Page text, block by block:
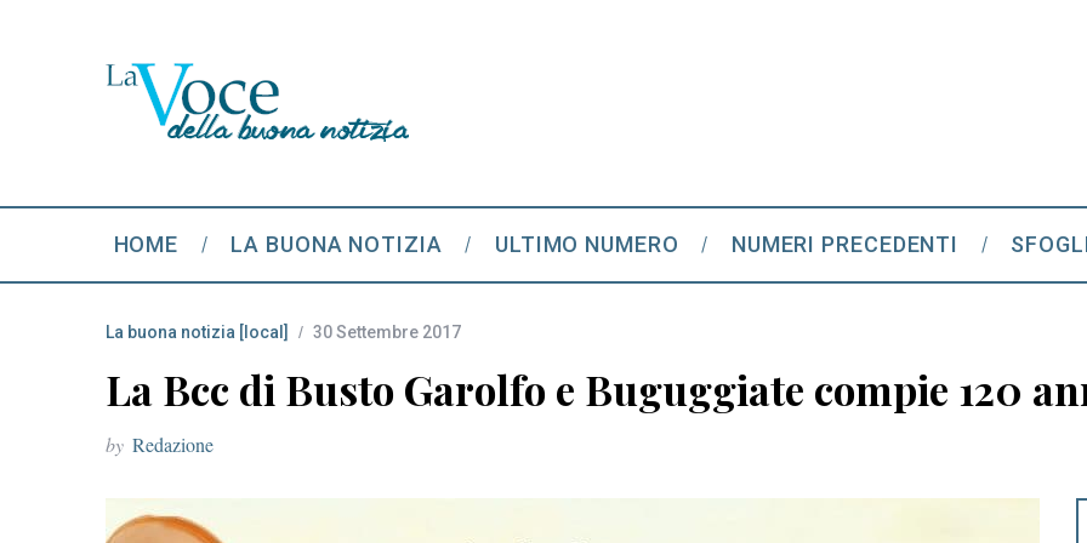
HOME LA BUONA NOTIZIA ULTIMO NUMERO NUMERI PRECEDENTI
La buona notizia [local] 30 Settembre 2017
La Bcc di Busto Garolfo e Buguggiate compie 120
by Redazione